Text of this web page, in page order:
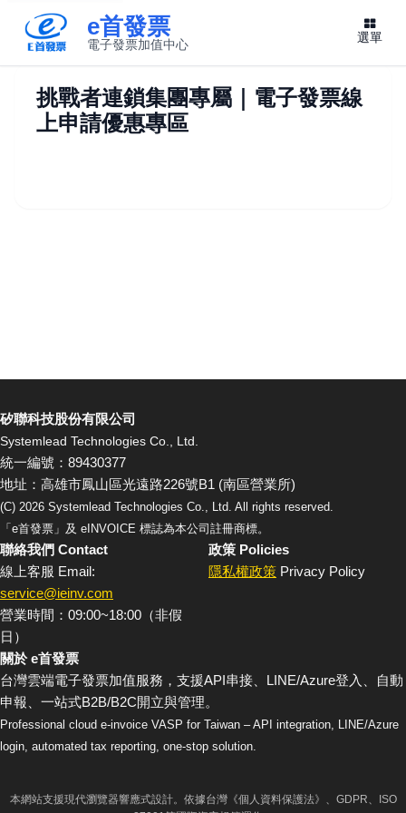
e首發票
電子發票加值中心 選單
挑戰者連鎖集團專屬｜電子發票線
上申請優惠專區
矽聯科技股份有限公司
Systemlead Technologies Co., Ltd.
統一編號：89430377
地址：高雄市鳳山區光遠路226號B1 (南區營業所)
(C) 2026 Systemlead Technologies Co., Ltd. All rights reserved.
「e首發票」及 eINVOICE 標誌為本公司註冊商標。
聯絡我們 Contact
線上客服 Email:
service@ieinv.com
營業時間：09:00~18:00（非假
日）
政策 Policies
隱私權政策 Privacy Policy
關於 e首發票
台灣雲端電子發票加值服務，支援API串接、LINE/Azure登入、自動
申報、一站式B2B/B2C開立與管理。
Professional cloud e-invoice VASP for Taiwan – API integration, LINE/Azure
login, automated tax reporting, one-stop solution.
本網站支援現代瀏覽器響應式設計。依據台灣《個人資料保護法》、GDPR、ISO